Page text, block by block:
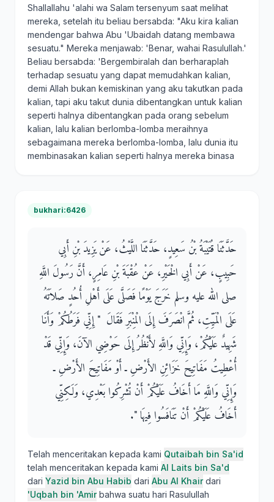
Shallallahu 'alahi wa Salam tersenyum saat melihat
mereka, setelah itu beliau bersabda: "Aku kira kalian
mendengar bahwa Abu 'Ubaidah datang membawa
sesuatu." Mereka menjawab: 'Benar, wahai Rasulullah.'
Beliau bersabda: 'Bergembiralah dan berharaplah
terhadap sesuatu yang dapat memudahkan kalian,
demi Allah bukan kemiskinan yang aku takutkan pada
kalian, tapi aku takut dunia dibentangkan untuk kalian
seperti halnya dibentangkan pada orang sebelum
kalian, lalu kalian berlomba-lomba meraihnya
sebagaimana mereka berlomba-lomba, lalu dunia itu
membinasakan kalian seperti halnya mereka binasa
bukhari:6426
حَدَّثَنَا قُتَيْبَةُ بْنُ سَعِيدٍ، حَدَّثَنَا اللَّيْثُ، عَنْ يَزِيدَ بْنِ أَبِي
حَبِيبٍ، عَنْ أَبِي الْخَيْرِ، عَنْ عُقْبَةَ بْنِ عَامِرٍ، أَنَّ رَسُولَ اللَّهِ
صلى الله عليه وسلم خَرَجَ يَوْمًا فَصَلَّى عَلَى أَهْلِ أُحُدٍ صَلاَتَهُ
عَلَى الْمَيِّتِ، ثُمَّ انْصَرَفَ إِلَى الْمِنْبَرِ فَقَالَ ‏ "‏ إِنِّي فَرَطُكُمْ وَأَنَا
شَهِيدٌ عَلَيْكُمْ، وَإِنِّي وَاللَّهِ لأَنْظُرُ إِلَى حَوْضِي الآنَ، وَإِنِّي قَدْ
أُعْطِيتُ مَفَاتِيحَ خَزَائِنِ الأَرْضِ ـ أَوْ مَفَاتِيحَ الأَرْضِ ـ
وَإِنِّي وَاللَّهِ مَا أَخَافُ عَلَيْكُمْ أَنْ تُشْرِكُوا بَعْدِي، وَلَكِنِّي
أَخَافُ عَلَيْكُمْ أَنْ تَنَافَسُوا فِيهَا ‏"‏‏.‏
Telah menceritakan kepada kami Qutaibah bin Sa'id
telah menceritakan kepada kami Al Laits bin Sa'd
dari Yazid bin Abu Habib dari Abu Al Khairdari
'Uqbah bin 'Amirbahwa suatu hari Rasulullah